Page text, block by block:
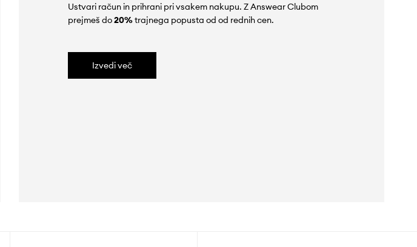
Ustvari račun in prihrani pri vsakem nakupu. Z Answear Clubom
prejmeš do20%trajnega popusta od od rednih cen.
Izvedi več